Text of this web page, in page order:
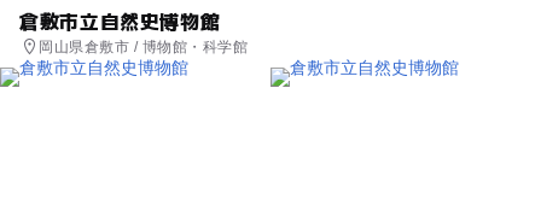
倉敷市立自然史博物館
岡山県倉敷市 / 博物館・科学館